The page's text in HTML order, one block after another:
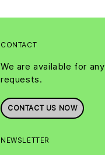
CONTACT
We are available for
requests.
CONTACT US NOW
NEWSLETTER